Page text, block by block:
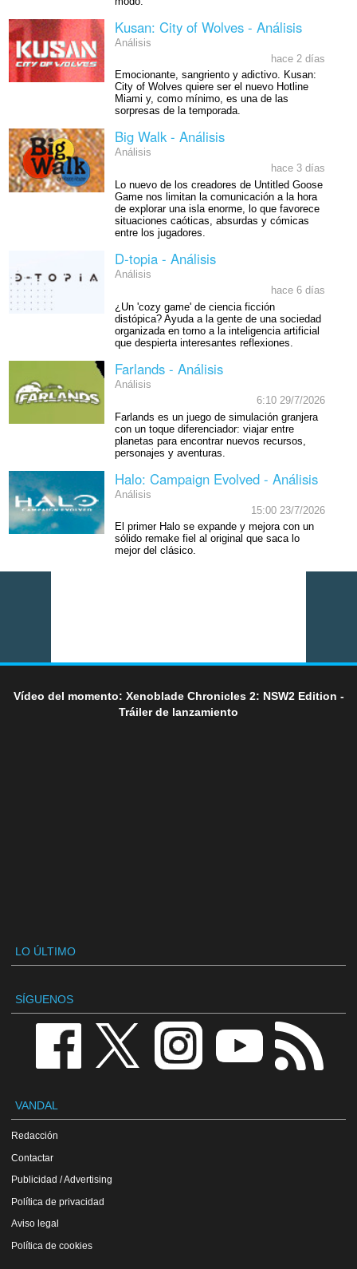
Kusan: City of Wolves - Análisis
Análisis
hace 2 días
Emocionante, sangriento y adictivo. Kusan:
City of Wolves quiere ser el nuevo Hotline
Miami y, como mínimo, es una de las
sorpresas de la temporada.
Big Walk - Análisis
Análisis
hace 3 días
Lo nuevo de los creadores de Untitled Goose
Game nos limitan la comunicación a la hora
de explorar una isla enorme, lo que favorece
situaciones caóticas, absurdas y cómicas
entre los jugadores.
D-topia - Análisis
Análisis
hace 6 días
¿Un 'cozy game' de ciencia ficción
distópica? Ayuda a la gente de una sociedad
organizada en torno a la inteligencia artificial
que despierta interesantes reflexiones.
Farlands - Análisis
Análisis
6:10 29/7/2026
Farlands es un juego de simulación granjera
con un toque diferenciador: viajar entre
planetas para encontrar nuevos recursos,
personajes y aventuras.
Halo: Campaign Evolved - Análisis
Análisis
15:00 23/7/2026
El primer Halo se expande y mejora con un
sólido remake fiel al original que saca lo
mejor del clásico.
Vídeo del momento: Xenoblade Chronicles 2: NSW2 Edition -
Tráiler de lanzamiento
LO ÚLTIMO
SÍGUENOS
VANDAL
Redacción
Contactar
Publicidad / Advertising
Política de privacidad
Aviso legal
Política de cookies